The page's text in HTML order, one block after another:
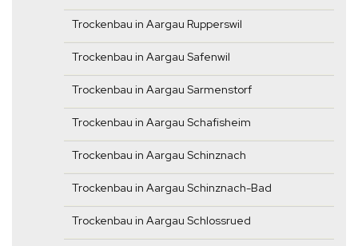
Trockenbau in Aargau Rupperswil
Trockenbau in Aargau Safenwil
Trockenbau in Aargau Sarmenstorf
Trockenbau in Aargau Schafisheim
Trockenbau in Aargau Schinznach
Trockenbau in Aargau Schinznach-Bad
Trockenbau in Aargau Schlossrued